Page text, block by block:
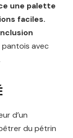
une palette
faciles.
pantois avec
d’un
du pétrin